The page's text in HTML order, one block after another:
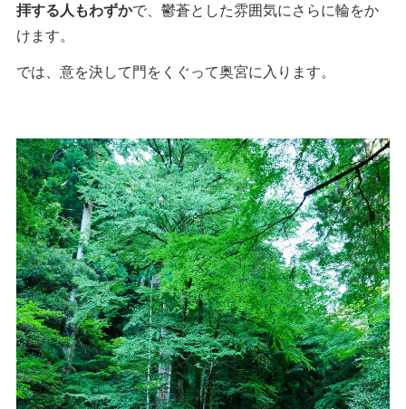
拝する人もわずかで、鬱蒼とした雰囲気にさらに輪をか
けます。
では、意を決して門をくぐって奥宮に入ります。